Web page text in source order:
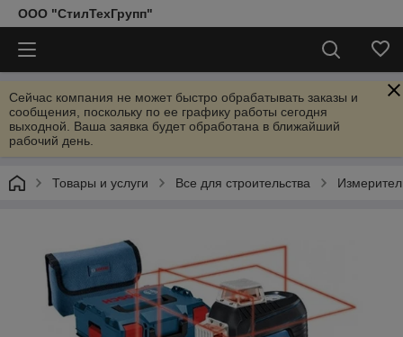
ООО "СтилТехГрупп"
Сейчас компания не может быстро обрабатывать заказы и
сообщения, поскольку по ее графику работы сегодня
выходной. Ваша заявка будет обработана в ближайший
рабочий день.
Товары и услуги Все для строительства